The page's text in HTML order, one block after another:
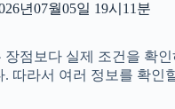
년07월05일 19시11분
점보다 실제 조건을 확
따라서 여러 정보를 확